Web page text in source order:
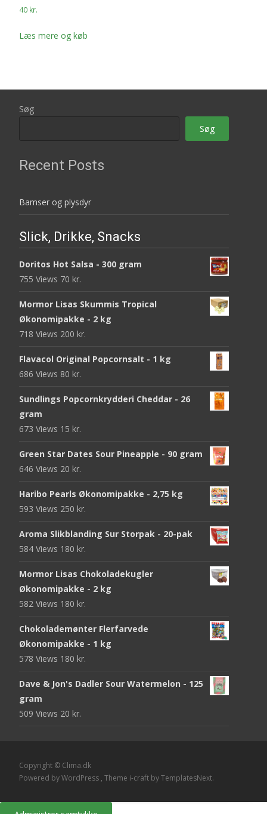
40 kr.
Læs mere og køb
Søg
Søg
Recent Posts
Bamser og plysdyr
Slick, Drikke, Snacks
Doritos Hot Salsa - 300 gram
755 Views 70 kr.
Mormor Lisas Skummis Tropical
Økonomipakke - 2 kg
718 Views 200 kr.
Flavacol Original Popcornsalt - 1 kg
686 Views 80 kr.
Sundlings Popcornkrydderi Cheddar - 26
gram
673 Views 15 kr.
Green Star Dates Sour Pineapple - 90 gram
646 Views 20 kr.
Haribo Pearls Økonomipakke - 2,75 kg
593 Views 250 kr.
Aroma Slikblanding Sur Storpak - 20-pak
584 Views 180 kr.
Mormor Lisas Chokoladekugler
Økonomipakke - 2 kg
582 Views 180 kr.
Chokolademønter Flerfarvede
Økonomipakke - 1 kg
578 Views 180 kr.
Dave & Jon's Dadler Sour Watermelon - 125
gram
509 Views 20 kr.
Copyright © Clima.dk
Powered by WordPress , Theme i-craft by TemplatesNext.